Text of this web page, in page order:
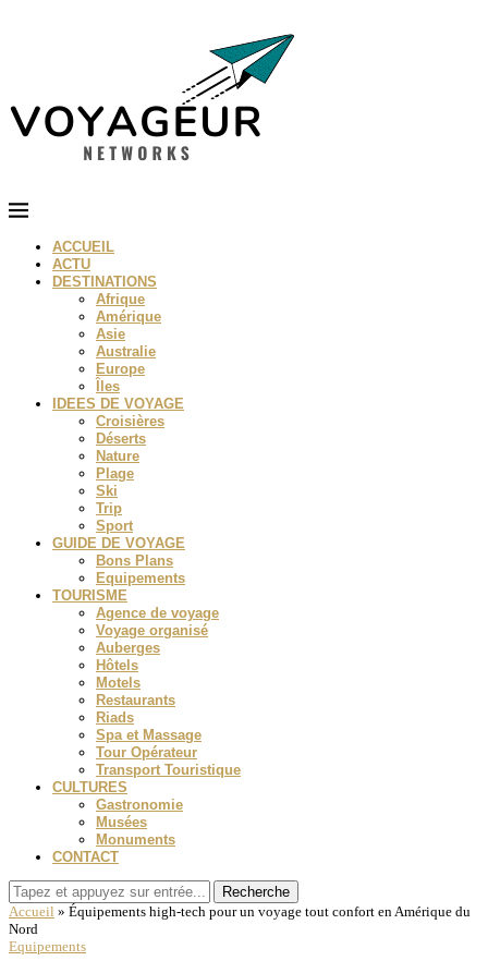
ACCUEIL
ACTU
DESTINATIONS
Afrique
Amérique
Asie
Australie
Europe
Îles
IDEES DE VOYAGE
Croisières
Déserts
Nature
Plage
Ski
Trip
Sport
GUIDE DE VOYAGE
Bons Plans
Equipements
TOURISME
Agence de voyage
Voyage organisé
Auberges
Hôtels
Motels
Restaurants
Riads
Spa et Massage
Tour Opérateur
Transport Touristique
CULTURES
Gastronomie
Musées
Monuments
CONTACT
Recherche
Accueil » Équipements high-tech pour un voyage tout confort en Amérique du
Nord
Equipements